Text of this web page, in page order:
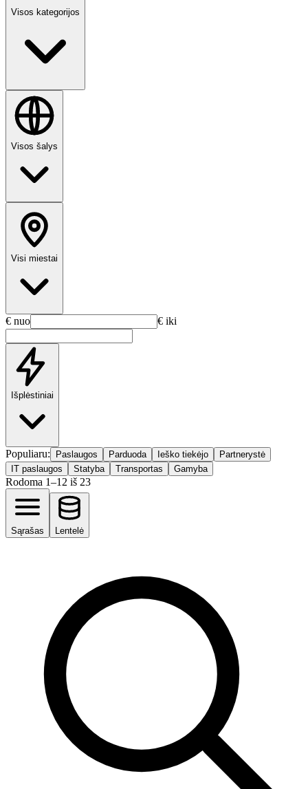
Visos kategorijos
Visos šalys
Visi miestai
€ nuo € iki
Išplėstiniai
Populiaru: Paslaugos Parduoda Ieško tiekėjo
Partnerystė
IT paslaugos
Statyba Transportas Gamyba
Rodoma 1–12 iš 23
Sąrašas Lentelė